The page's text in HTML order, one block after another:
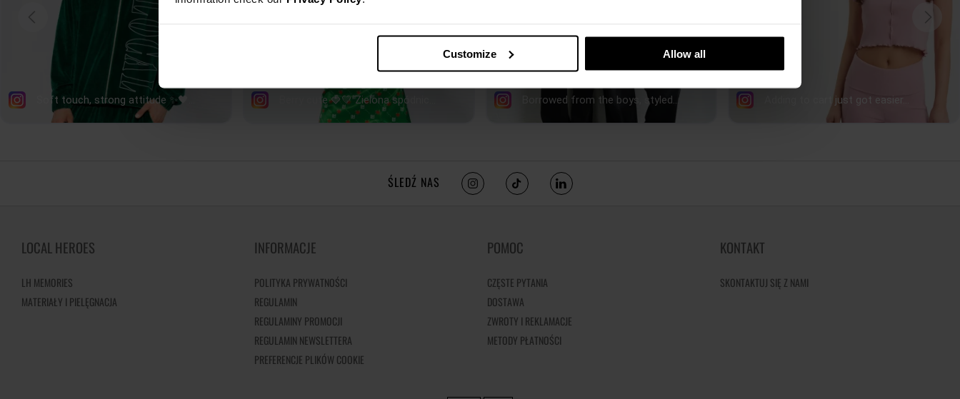
Customize Allow all
ŚLEDŹ NAS
LOCAL HEROES
LH MEMORIES
MATERIAŁY I PIELĘGNACJA
INFORMACJE
POLITYKA PRYWATNOŚCI
REGULAMIN
REGULAMINY PROMOCJI
REGULAMIN NEWSLETTERA
PREFERENCJE PLIKÓW COOKIE
POMOC
CZĘSTE PYTANIA
DOSTAWA
ZWROTY I REKLAMACJE
METODY PŁATNOŚCI
KONTAKT
SKONTAKTUJ SIĘ Z NAMI